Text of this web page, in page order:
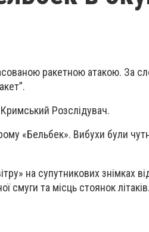
ракетною атакою. За
Розслідувач.
«Бельбек». Вибухи були
на супутникових знімках
смуги та місць стоянок літаків.